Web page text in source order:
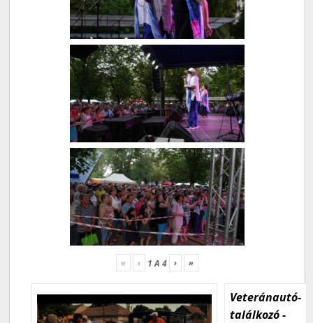
« ‹ 1A 4 › »
Veteránautó-
találkozó -